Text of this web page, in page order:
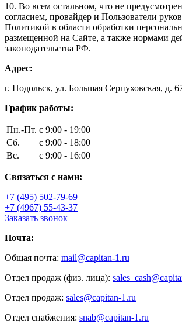
10. Во всем остальном, что не
согласием, провайдер и Пользователи
Политикой в области обработки
размещенной на Сайте, а также нормами
законодательства РФ.
Адрес:
г. Подольск, ул. Большая Серпуховская, д.
График работы:
Пн.-Пт. с 9:00 - 19:00
Сб.
с 9:00 - 18:00
Вс.
с 9:00 - 16:00
Связаться с нами:
+7 (495) 502-79-69
+7 (4967) 55-43-37
Заказать звонок
Почта:
Общая почта: mail@capitan-1.ru
Отдел продаж (физ. лица):
Отдел продаж: sales@capitan-1.ru
Отдел снабжения: snab@capitan-1.ru